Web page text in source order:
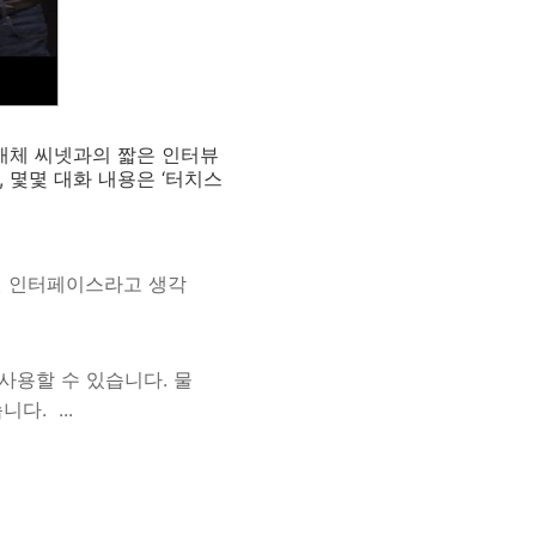
씨넷과의 짧은 인터뷰
몇 대화 내용은 ‘터치스
터페이스라고 생각
용할 수 있습니다. 물
니다. ...